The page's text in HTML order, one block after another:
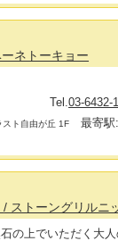
ネトーキョー
Tel.03-6432-
スト自由が丘 1F 最寄駅:
/ ストーングリルニ
の上でいただく大